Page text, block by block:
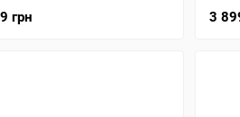
грн 3